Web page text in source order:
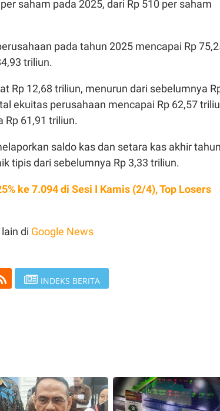
saham pada 2025, dari Rp 510 per saham
pada tahun 2025 mencapai Rp
triliun.
Rp 12,68 triliun, menurun dari sebelumnya
ekuitas perusahaan mencapai Rp 62,57
Rp 61,91 triliun.
saldo kas dan setara kas akhir tahun
tipis dari sebelumnya Rp 3,33 triliun.
ke 7.094 di Sesi I Kamis (2/4), Top Losers
di Google News
INDEKS BERITA